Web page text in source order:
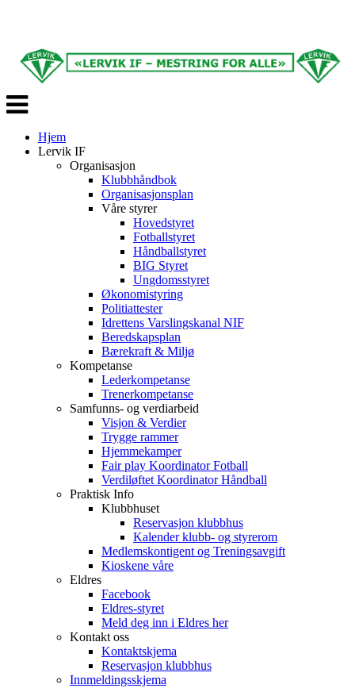
Veksle
navigasjon
Hjem
Lervik IF
Organisasjon
Klubbhåndbok
Organisasjonsplan
Våre styrer
Hovedstyret
Fotballstyret
Håndballstyret
BIG Styret
Ungdomsstyret
Økonomistyring
Politiattester
Idrettens Varslingskanal NIF
Beredskapsplan
Bærekraft & Miljø
Kompetanse
Lederkompetanse
Trenerkompetanse
Samfunns- og verdiarbeid
Visjon & Verdier
Trygge rammer
Hjemmekamper
Fair play Koordinator Fotball
Verdiløftet Koordinator Håndball
Praktisk Info
Klubbhuset
Reservasjon klubbhus
Kalender klubb- og styrerom
Medlemskontigent og Treningsavgift
Kioskene våre
Eldres
Facebook
Eldres-styret
Meld deg inn i Eldres her
Kontakt oss
Kontaktskjema
Reservasjon klubbhus
Innmeldingsskjema